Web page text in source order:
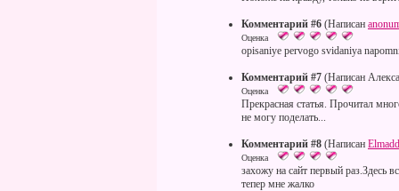
Комментарий #6 (Написан
Оценка
opisaniye pervogo svidaniya
Комментарий #7 (Написан
Оценка
Прекрасная статья. Прочитал
не могу поделать...
Комментарий #8 (Написан
Оценка
захожу на сайт первый раз.Здесь
тепер мне жалко